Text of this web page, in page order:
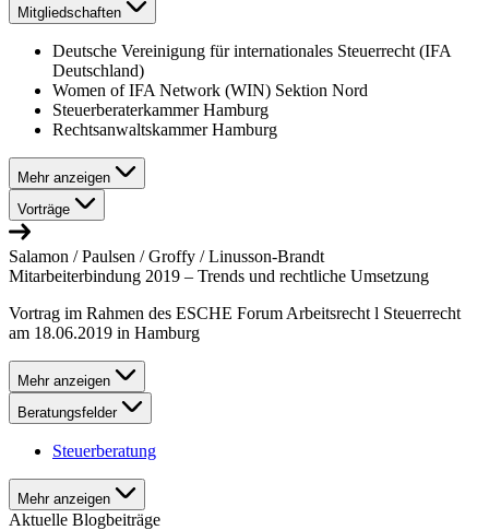
Mitgliedschaften
Deutsche Vereinigung für internationales Steuerrecht (IFA
Deutschland)
Women of IFA Network (WIN) Sektion Nord
Steuerberaterkammer Hamburg
Rechtsanwaltskammer Hamburg
Mehr anzeigen
Vorträge
Salamon / Paulsen / Groffy / Linusson-Brandt
Mitarbeiterbindung 2019 – Trends und rechtliche Umsetzung
Vortrag im Rahmen des ESCHE Forum Arbeitsrecht l Steuerrecht
am 18.06.2019 in Hamburg
Mehr anzeigen
Beratungsfelder
Steuerberatung
Mehr anzeigen
Aktuelle Blogbeiträge